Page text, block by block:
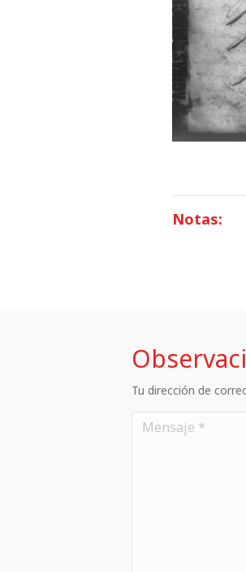
Notas:
Tu dirección de